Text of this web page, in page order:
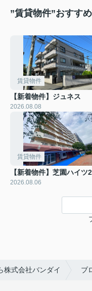
”賃貸物件”おすす
賃貸物件
【新着物件】ジュネス
2026.08.08
賃貸物件
【新着物件】芝園ハイツ
2026.08.06
株式会社バンダイ ブ